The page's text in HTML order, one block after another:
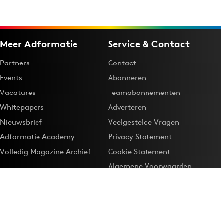
Meer Adformatie
Partners
Events
Vacatures
Whitepapers
Nieuwsbrief
Adformatie Academy
Volledig Magazine Archief
Service & Contact
Contact
Abonneren
Teamabonnementen
Adverteren
Veelgestelde Vragen
Privacy Statement
Cookie Statement
Algemene Voorwaarden